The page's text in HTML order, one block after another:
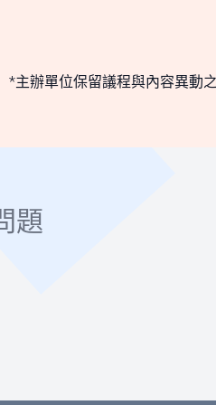
辦單位保留議程與內容異動之
題
部分銀行將向您收取手續費。